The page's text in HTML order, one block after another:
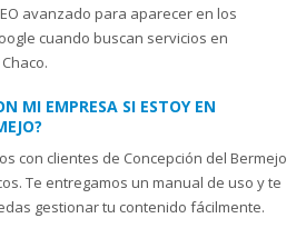
avanzado para aparecer en los
cuando buscan servicios en
MI EMPRESA SI ESTOY EN
con clientes de Concepción del Bermejo
Te entregamos un manual de uso y te
gestionar tu contenido fácilmente.